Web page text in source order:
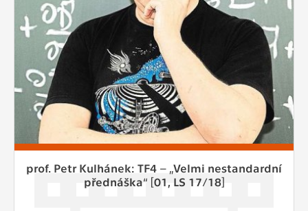
prof. Petr Kulhánek: TF4 – „Velmi nestandardní
přednáška“ [01, LS 17/18]